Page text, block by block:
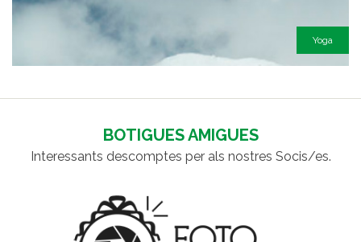
Yoga
BOTIGUES AMIGUES
Interessants descomptes per als nostres Socis/es.